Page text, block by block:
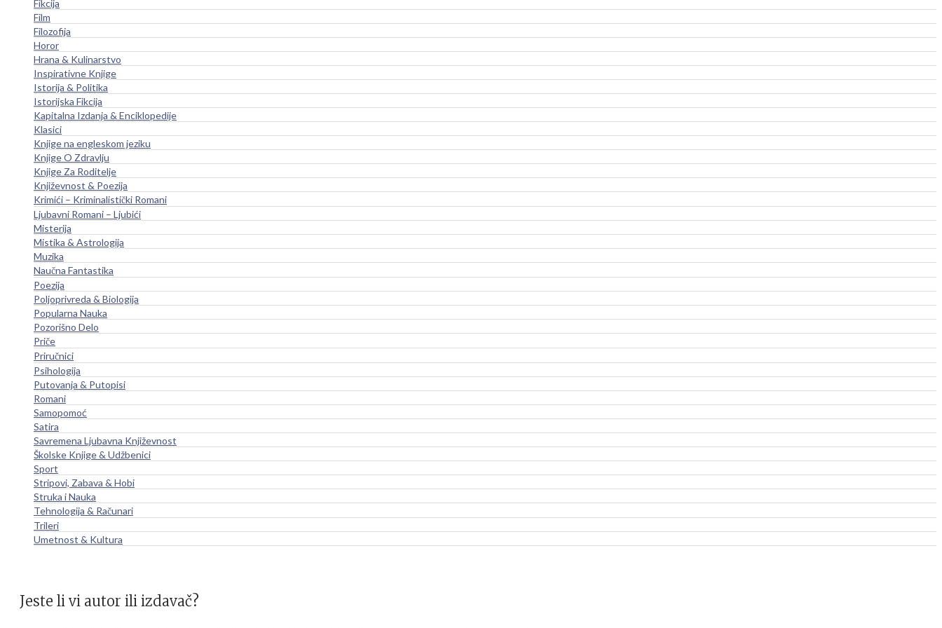
Fikcija
Film
Filozofija
Horor
Hrana & Kulinarstvo
Inspirativne Knjige
Istorija & Politika
Istorijska Fikcija
Kapitalna Izdanja & Enciklopedije
Klasici
Knjige na engleskom jeziku
Knjige O Zdravlju
Knjige Za Roditelje
Književnost & Poezija
Krimići – Kriminalistički Romani
Ljubavni Romani – Ljubići
Misterija
Mistika & Astrologija
Muzika
Naučna Fantastika
Poezija
Poljoprivreda & Biologija
Popularna Nauka
Pozorišno Delo
Priče
Priručnici
Psihologija
Putovanja & Putopisi
Romani
Samopomoć
Satira
Savremena Ljubavna Književnost
Školske Knjige & Udžbenici
Sport
Stripovi, Zabava & Hobi
Struka i Nauka
Tehnologija & Računari
Trileri
Umetnost & Kultura
Jeste li vi autor ili izdavač?